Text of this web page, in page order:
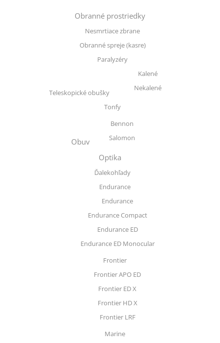
Obranné prostriedky
Nesmrtiace zbrane
Obranné spreje (kasre)
Paralyzéry
Teleskopické obušky
Kalené
Nekalené
Tonfy
Obuv
Bennon
Salomon
Optika
Ďalekohľady
Endurance
Endurance
Endurance Compact
Endurance ED
Endurance ED Monocular
Frontier
Frontier APO ED
Frontier ED X
Frontier HD X
Frontier LRF
Marine